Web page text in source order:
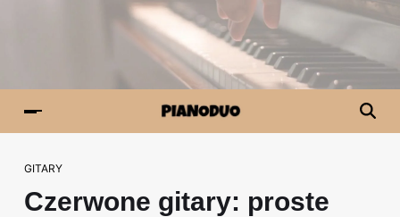
GITARY
Czerwone gitary: proste